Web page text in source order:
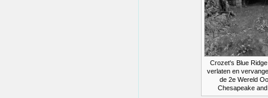
Crozet's Blue
verlaten en
de 2e Wereld
Chesapeake